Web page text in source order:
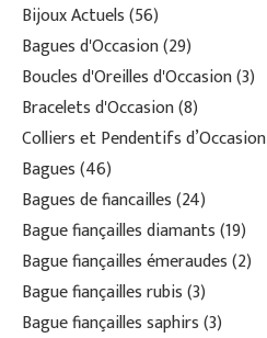
Bijoux Actuels 56
Bagues d'Occasion 29
Boucles d'Oreilles d'Occasion 3
Bracelets d'Occasion 8
Colliers et Pendentifs d’Occasion
Bagues 46
Bagues de fiancailles 24
Bague fiançailles diamants 19
Bague fiançailles émeraudes 2
Bague fiançailles rubis 3
Bague fiançailles saphirs 3